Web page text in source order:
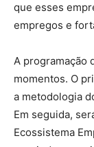
que esses
empregos e
A programação
momentos. O
a metodologia
Em seguida,
Ecossistema